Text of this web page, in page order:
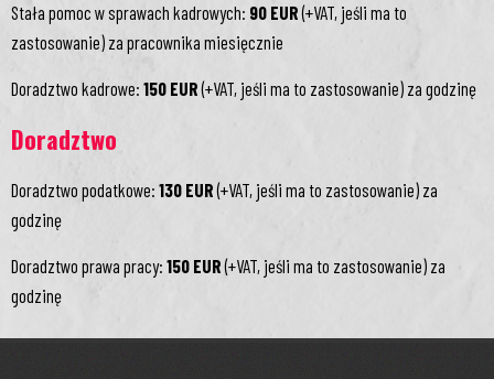
Stała pomoc w sprawach kadrowych: 90 EUR(+VAT, jeśli ma to
zastosowanie) za pracownika miesięcznie
Doradztwo kadrowe: 150 EUR(+VAT, jeśli ma to zastosowanie) za godzinę
Doradztwo
Doradztwo podatkowe: 130 EUR(+VAT, jeśli ma to zastosowanie) za
godzinę
Doradztwo prawa pracy: 150 EUR(+VAT, jeśli ma to zastosowanie) za
godzinę